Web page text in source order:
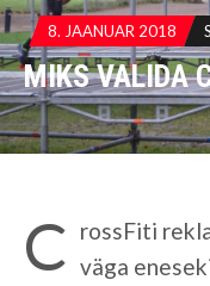
8. JAANUAR 2018
MIKS VALIDA
C rossFiti
väga